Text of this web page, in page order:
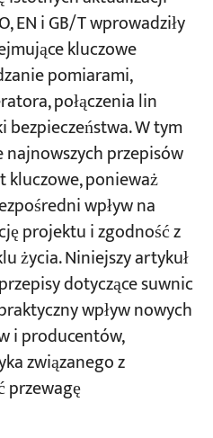
Dźwigi —
— Stany graniczne i
stalowych kutych
wybierz
ds. zgodności
firmę
swojego partnera
lider
projektowe
Ci zgodność z
EN i GB/T wprowadziły
kluczowe
pomiarami,
połączenia lin
W tym
przepisów
kluczowe, ponieważ
wpływ na
projektu i zgodność z
życia. Niniejszy artykuł
dotyczące suwnic
wpływ nowych
i producentów,
związanego z
przewagę